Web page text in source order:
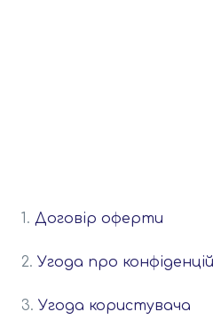
1. Договір оферти
2. Угода про
3. Угода користувача